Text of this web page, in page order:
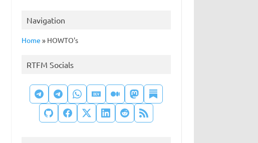
Navigation
Home » HOWTO's
RTFM Socials